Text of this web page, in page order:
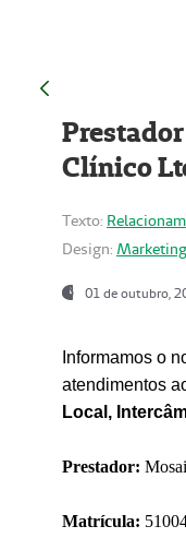
Clínico
Texto:
Design: Marketing
01 de outubro,
Informamos o
atendimentos
Local,
Prestador:
Matrícula: